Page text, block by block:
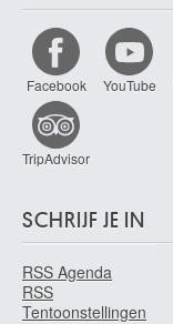
Facebook YouTube
TripAdvisor
SCHRIJF JE IN
RSS Agenda
RSS
Tentoonstellingen